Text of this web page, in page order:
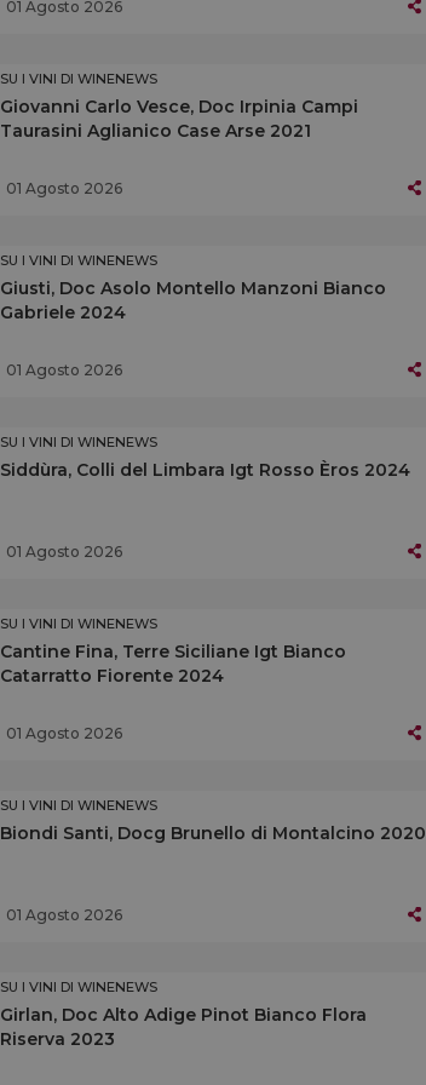
01 Agosto 2026
SU I VINI DI WINENEWS
Giovanni Carlo Vesce, Doc Irpinia Campi
Taurasini Aglianico Case Arse 2021
01 Agosto 2026
SU I VINI DI WINENEWS
Giusti, Doc Asolo Montello Manzoni Bianco
Gabriele 2024
01 Agosto 2026
SU I VINI DI WINENEWS
Siddùra, Colli del Limbara Igt Rosso Èros 2024
01 Agosto 2026
SU I VINI DI WINENEWS
Cantine Fina, Terre Siciliane Igt Bianco
Catarratto Fiorente 2024
01 Agosto 2026
SU I VINI DI WINENEWS
Biondi Santi, Docg Brunello di Montalcino 2020
01 Agosto 2026
SU I VINI DI WINENEWS
Girlan, Doc Alto Adige Pinot Bianco Flora
Riserva 2023